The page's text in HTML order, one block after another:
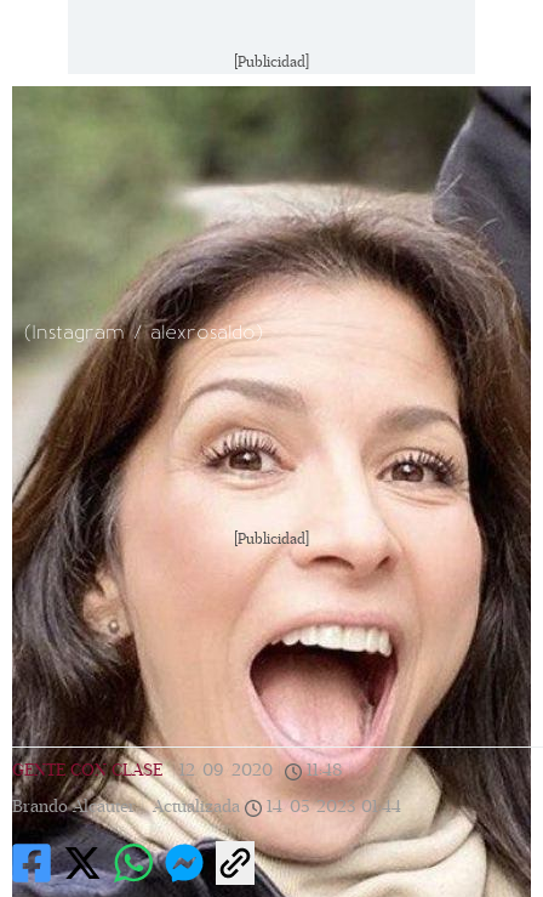
[Publicidad]
(Instagram / alexrosaldo)
[Publicidad]
GENTE CON CLASE | 12/09/2020 11:48 |
Brando Alcauter | Actualizada 14/05/2023 01:44